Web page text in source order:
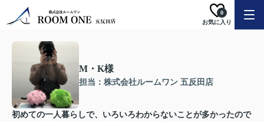
お気に入り
0
M・K様
担当：株式会社ルームワン 五反田店
初めての一人暮らしで、いろいろわからないことが多かったので